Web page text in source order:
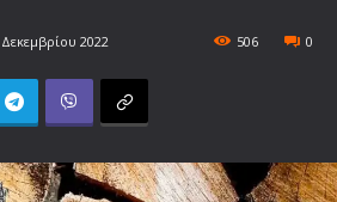
2022 0
506